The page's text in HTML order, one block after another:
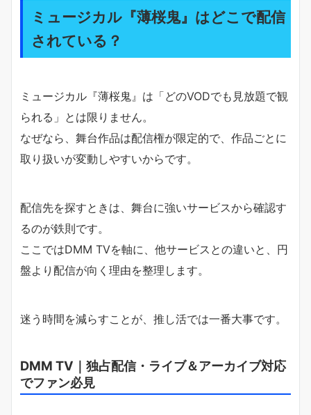
ミュージカル『薄桜鬼』はどこで配信
されている？
ミュージカル『薄桜鬼』は「どのVODでも見放題で観
られる」とは限りません。
なぜなら、舞台作品は配信権が限定的で、作品ごとに
取り扱いが変動しやすいからです。
配信先を探すときは、舞台に強いサービスから確認す
るのが鉄則です。
ここではDMM TVを軸に、他サービスとの違いと、円
盤より配信が向く理由を整理します。
迷う時間を減らすことが、推し活では一番大事です。
DMM TV｜独占配信・ライブ＆アーカイブ対応
でファン必見